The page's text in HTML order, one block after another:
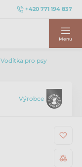
+420 771 194 837
Menu
Vodítka pro psy
Výrobce